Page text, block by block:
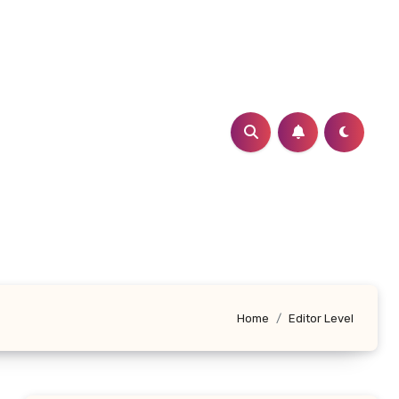
Home Editor Level